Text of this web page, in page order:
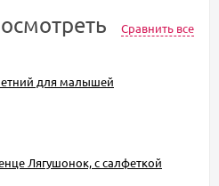
Сравнить все
для малышей
Лягушонок, с салфеткой